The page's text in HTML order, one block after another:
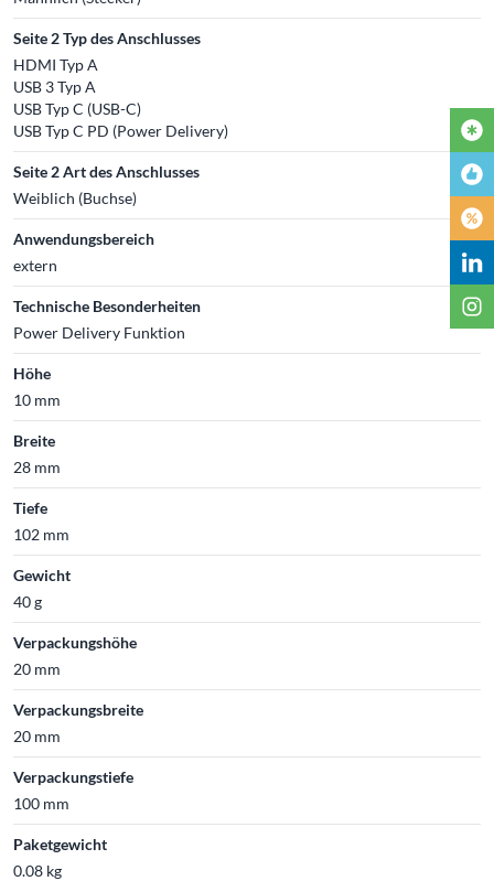
Seite 2 Typ des Anschlusses
HDMI Typ A
USB 3 Typ A
USB Typ C (USB-C)
USB Typ C PD (Power Delivery)
Seite 2 Art des Anschlusses
Weiblich (Buchse)
Anwendungsbereich
extern
Technische Besonderheiten
Power Delivery Funktion
Höhe
10 mm
Breite
28 mm
Tiefe
102 mm
Gewicht
40 g
Verpackungshöhe
20 mm
Verpackungsbreite
20 mm
Verpackungstiefe
100 mm
Paketgewicht
0.08 kg